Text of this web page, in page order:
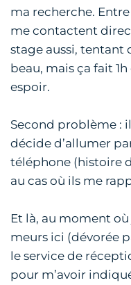
ma recherche.
me contactent
stage aussi, tentant
beau, mais ça fait
espoir.
Second problème :
décide d’allumer
téléphone (histoire
au cas où ils me
Et là, au moment
meurs ici (dévorée
le service de
pour m’avoir